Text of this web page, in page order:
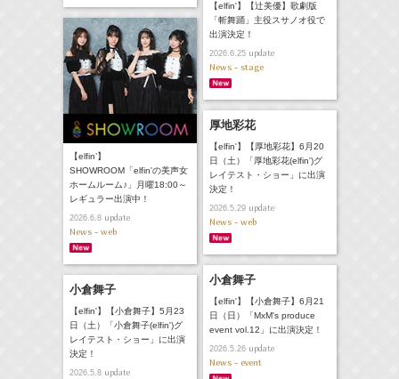
【elfin'】【辻美優】歌劇版
「斬舞踊」主役スサノオ役で
出演決定！
2026.6.25update
News - stage
【elfin’】
SHOWROOM「elfin'の美声女
ホームルーム♪」月曜18:00～
レギュラー出演中！
2026.6.8update
News - web
厚地彩花
【elfin'】【厚地彩花】6月20
日（土）「厚地彩花(elfin')グ
レイテスト・ショー」に出演
決定！
2026.5.29update
News - web
小倉舞子
【elfin'】【小倉舞子】6月21
日（日）「MxM's produce
event vol.12」に出演決定！
2026.5.26update
News - event
小倉舞子
【elfin'】【小倉舞子】5月23
日（土）「小倉舞子(elfin')グ
レイテスト・ショー」に出演
決定！
2026.5.8update